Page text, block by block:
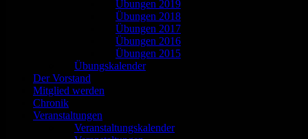
Übungen 2019
Übungen 2018
Übungen 2017
Übungen 2016
Übungen 2015
Übungskalender
Der Vorstand
Mitglied werden
Chronik
Veranstaltungen
Veranstaltungskalender